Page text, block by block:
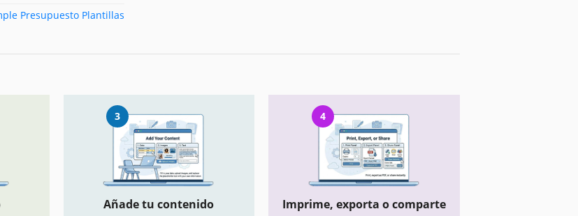
Presupuesto Plantillas
3
Añade tu contenido
4
Imprime, exporta o comparte